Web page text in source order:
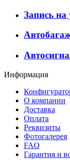
Запись на
Информация
О компании
Доставка
Оплата
Реквизиты
Фотогалерея
FAQ
Гарантия и